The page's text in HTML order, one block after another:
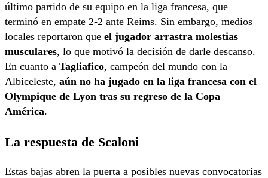
último partido de su equipo en la liga francesa, que
terminó en empate 2-2 ante Reims. Sin embargo, medios
locales reportaron que el jugador arrastra molestias
musculares, lo que motivó la decisión de darle descanso.
En cuanto a Tagliafico, campeón del mundo con la
Albiceleste, aún no ha jugado en la liga francesa con el
Olympique de Lyon tras su regreso de la Copa
América.
La respuesta de Scaloni
Estas bajas abren la puerta a posibles nuevas convocatorias